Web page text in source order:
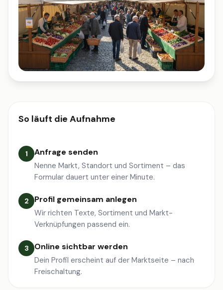
So läuft die Aufnahme
1 Anfrage senden
Nenne Markt, Standort und Sortiment – das
Formular dauert unter einer Minute.
2 Profil gemeinsam anlegen
Wir richten Texte, Sortiment und Markt-
Verknüpfungen passend ein.
3 Online sichtbar werden
Dein Profil erscheint auf der Marktseite – nach
Freischaltung.